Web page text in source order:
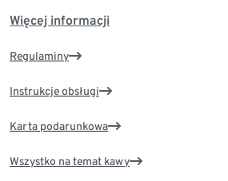
Więcej informacji
Regulaminy
Instrukcje obsługi
Karta podarunkowa
Wszystko na temat kawy